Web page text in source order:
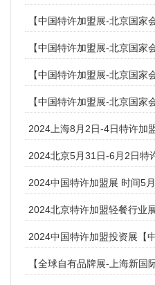
【中国特许加盟展-北京国
【中国特许加盟展-北京国
【中国特许加盟展-北京国
【中国特许加盟展-北京国
2024上海8月2日-4日特许加
2024北京5月31日-6月2日特
2024中国特许加盟展 时间5
2024北京特许加盟轻餐行业
2024中国特许加盟投资展【
【全球自有品牌展-上海新